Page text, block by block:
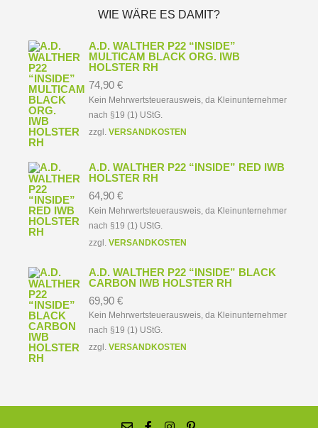
WIE WÄRE ES DAMIT?
A.D. WALTHER P22 “INSIDE”
MULTICAM BLACK ORG. IWB
HOLSTER RH
74,90 €
Kein Mehrwertsteuerausweis, da Kleinunternehmer
nach §19 (1) UStG.
zzgl. VERSANDKOSTEN
A.D. WALTHER P22 “INSIDE” RED IWB
HOLSTER RH
64,90 €
Kein Mehrwertsteuerausweis, da Kleinunternehmer
nach §19 (1) UStG.
zzgl. VERSANDKOSTEN
A.D. WALTHER P22 “INSIDE” BLACK
CARBON IWB HOLSTER RH
69,90 €
Kein Mehrwertsteuerausweis, da Kleinunternehmer
nach §19 (1) UStG.
zzgl. VERSANDKOSTEN